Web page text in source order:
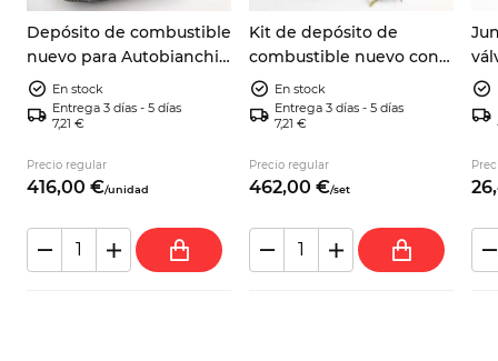
Depósito de combustible
nuevo para Autobianchi
A112, todas las versiones
En stock
Entrega 3 días - 5 días
7,21 €
Precio regular
416,00 €/unidad
Kit de depósito de
combustible nuevo con
aforador, junta y
manguito Autobianchi
A112
En stock
Entrega 3 días - 5 días
7,21 €
Precio regular
462,00 €/set 26,